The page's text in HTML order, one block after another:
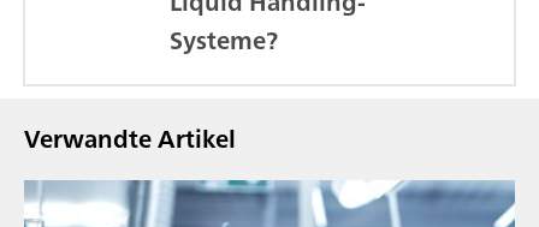
Systeme?
Verwandte Artikel